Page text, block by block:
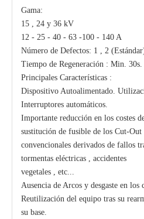
Gama:
15 , 24 y 36 kV
12 - 25 - 40 - 63 -100 - 140 A
Número de Defectos: 1 , 2
Tiempo de Regeneración : Min. 30s.
Principales Características :
Dispositivo Autoalimentado.
Interruptores automáticos.
Importante reducción en los costes
sustitución de fusible de los Cut-Out
convencionales derivados de fallos
tormentas eléctricas , accidentes
vegetales , etc...
Ausencia de Arcos y desgaste en los
Reutilización del equipo tras su
su base.